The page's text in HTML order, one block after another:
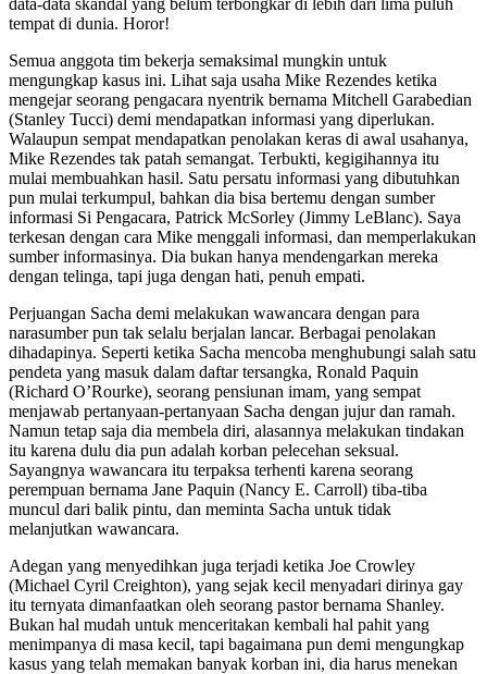
tempat di dunia. Horor!
Semua anggota tim bekerja semaksimal mungkin untuk
mengungkap kasus ini. Lihat saja usaha Mike Rezendes ketika
mengejar seorang pengacara nyentrik bernama Mitchell Garabedian
(Stanley Tucci) demi mendapatkan informasi yang diperlukan.
Walaupun sempat mendapatkan penolakan keras di awal usahanya,
Mike Rezendes tak patah semangat. Terbukti, kegigihannya itu
mulai membuahkan hasil. Satu persatu informasi yang dibutuhkan
pun mulai terkumpul, bahkan dia bisa bertemu dengan sumber
informasi Si Pengacara, Patrick McSorley (Jimmy LeBlanc). Saya
terkesan dengan cara Mike menggali informasi, dan memperlakukan
sumber informasinya. Dia bukan hanya mendengarkan mereka
dengan telinga, tapi juga dengan hati, penuh empati.
Perjuangan Sacha demi melakukan wawancara dengan para
narasumber pun tak selalu berjalan lancar. Berbagai penolakan
dihadapinya. Seperti ketika Sacha mencoba menghubungi salah satu
pendeta yang masuk dalam daftar tersangka, Ronald Paquin
(Richard O’Rourke), seorang pensiunan imam, yang sempat
menjawab pertanyaan-pertanyaan Sacha dengan jujur dan ramah.
Namun tetap saja dia membela diri, alasannya melakukan tindakan
itu karena dulu dia pun adalah korban pelecehan seksual.
Sayangnya wawancara itu terpaksa terhenti karena seorang
perempuan bernama Jane Paquin (Nancy E. Carroll) tiba-tiba
muncul dari balik pintu, dan meminta Sacha untuk tidak
melanjutkan wawancara.
Adegan yang menyedihkan juga terjadi ketika Joe Crowley
(Michael Cyril Creighton), yang sejak kecil menyadari dirinya gay
itu ternyata dimanfaatkan oleh seorang pastor bernama Shanley.
Bukan hal mudah untuk menceritakan kembali hal pahit yang
menimpanya di masa kecil, tapi bagaimana pun demi mengungkap
kasus yang telah memakan banyak korban ini, dia harus menekan